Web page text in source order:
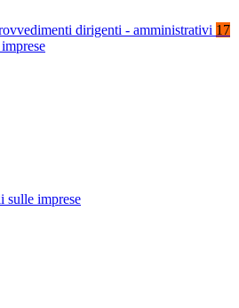
dirigenti - amministrativi 17
sulle imprese